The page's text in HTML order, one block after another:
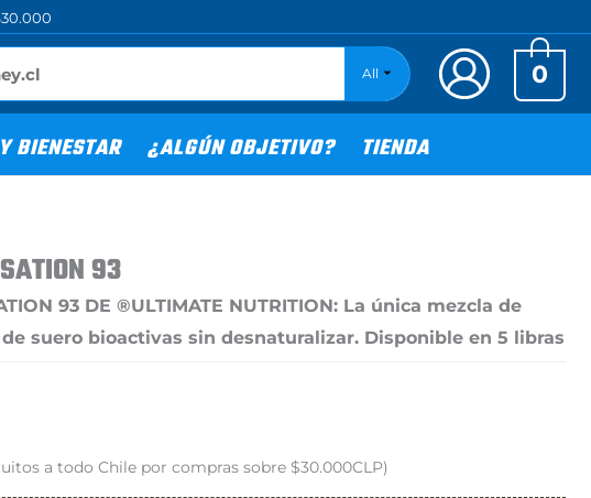
All 0
BIENESTAR ¿ALGÚN OBJETIVO? TIENDA
93
93 DE ®️ULTIMATE NUTRITION: La única mezcla de
suero bioactivas sin desnaturalizar. Disponible en 5 libras
a todo Chile por compras sobre $30.000CLP)